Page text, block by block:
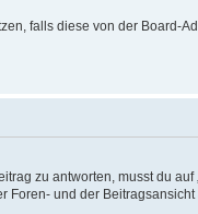
falls diese von der Board-
zu antworten, musst du
und der Beitragsansicht